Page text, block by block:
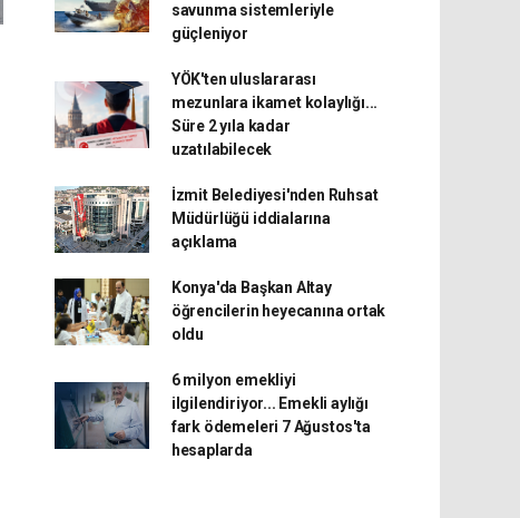
savunma sistemleriyle
güçleniyor
YÖK'ten uluslararası
mezunlara ikamet kolaylığı...
Süre 2 yıla kadar
uzatılabilecek
İzmit Belediyesi'nden Ruhsat
Müdürlüğü iddialarına
açıklama
Konya'da Başkan Altay
öğrencilerin heyecanına ortak
oldu
6 milyon emekliyi
ilgilendiriyor... Emekli aylığı
fark ödemeleri 7 Ağustos'ta
hesaplarda